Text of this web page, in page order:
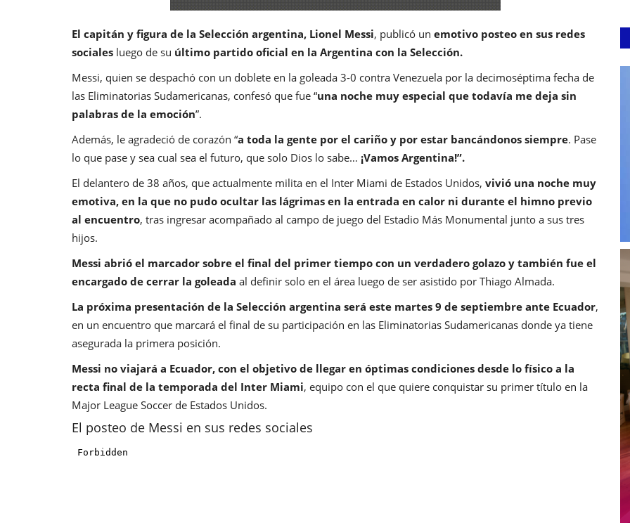
El capitán y figura de la Selección argentina, Lionel Messi, publicó un emotivo posteo en sus redes
sociales luego de su último partido oficial en la Argentina con la Selección.
Messi, quien se despachó con un doblete en la goleada 3-0 contra Venezuela por la decimoséptima fecha de
las Eliminatorias Sudamericanas, confesó que fue “una noche muy especial que todavía me deja sin
palabras de la emoción”.
Además, le agradeció de corazón “a toda la gente por el cariño y por estar bancándonos siempre. Pase
lo que pase y sea cual sea el futuro, que solo Dios lo sabe… ¡Vamos Argentina!”.
El delantero de 38 años, que actualmente milita en el Inter Miami de Estados Unidos, vivió una noche muy
emotiva, en la que no pudo ocultar las lágrimas en la entrada en calor ni durante el himno previo
al encuentro, tras ingresar acompañado al campo de juego del Estadio Más Monumental junto a sus tres
hijos.
Messi abrió el marcador sobre el final del primer tiempo con un verdadero golazo y también fue el
encargado de cerrar la goleada al definir solo en el área luego de ser asistido por Thiago Almada.
La próxima presentación de la Selección argentina será este martes 9 de septiembre ante Ecuador,
en un encuentro que marcará el final de su participación en las Eliminatorias Sudamericanas donde ya tiene
asegurada la primera posición.
Messi no viajará a Ecuador, con el objetivo de llegar en óptimas condiciones desde lo físico a la
recta final de la temporada del Inter Miami, equipo con el que quiere conquistar su primer título en la
Major League Soccer de Estados Unidos.
El posteo de Messi en sus redes sociales